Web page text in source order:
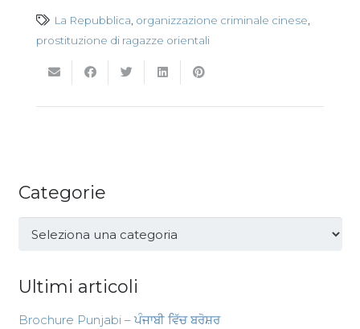
La Repubblica, organizzazione criminale cinese,
prostituzione di ragazze orientali
Categorie
Categorie
Ultimi articoli
Brochure Punjabi – ਪੰਜਾਬੀ ਵਿੱਚ ਬਰੋਸ਼ਰ